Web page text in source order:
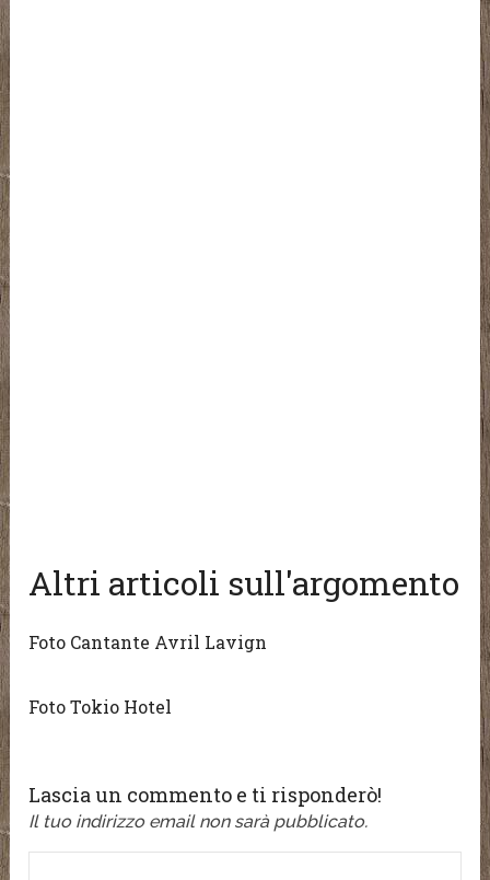
Altri articoli sull'argomento
Foto Cantante Avril Lavign
Foto Tokio Hotel
Lascia un commento e ti risponderò!
Il tuo indirizzo email non sarà pubblicato.